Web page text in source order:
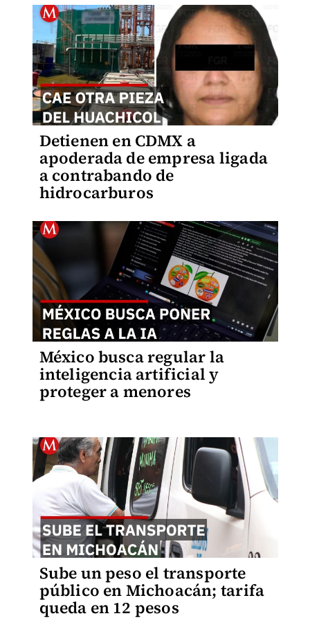
Detienen en CDMX a
apoderada de empresa ligada
a contrabando de
hidrocarburos
México busca regular la
inteligencia artificial y
proteger a menores
Sube un peso el transporte
público en Michoacán; tarifa
queda en 12 pesos